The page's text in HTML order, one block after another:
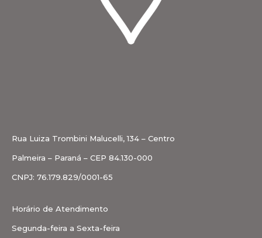
Rua Luiza Trombini Malucelli, 134 – Centro
Palmeira – Paraná – CEP 84.130-000
CNPJ: 76.179.829/0001-65
Horário de Atendimento
Segunda-feira a Sexta-feira